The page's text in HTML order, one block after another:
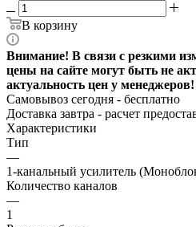
В корзину
Внимание! В связи с резкими
цены на сайте могут быть не
актуальность цен у менеджеров!
Самовывоз сегодня - бесплатно
Доставка завтра - расчет
Характеристики
Тип
—
1-канальный усилитель
Количество каналов
—
1